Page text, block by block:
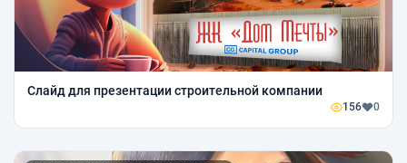
Слайд для презентации строительной компании
156 0